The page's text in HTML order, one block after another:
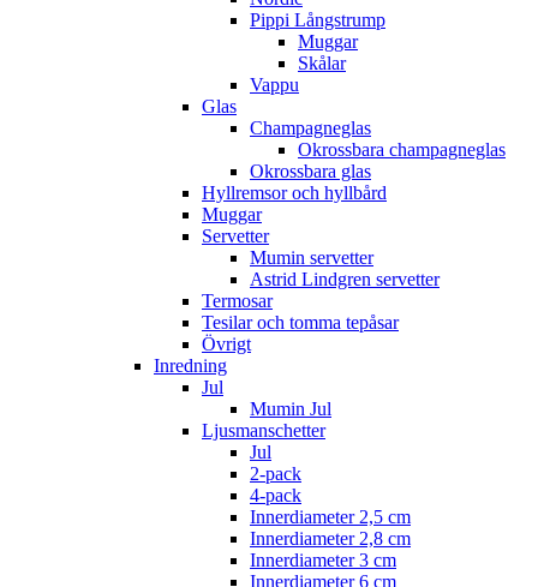
Pippi Långstrump
Muggar
Skålar
Vappu
Glas
Champagneglas
Okrossbara champagneglas
Okrossbara glas
Hyllremsor och hyllbård
Muggar
Servetter
Mumin servetter
Astrid Lindgren servetter
Termosar
Tesilar och tomma tepåsar
Övrigt
Inredning
Jul
Mumin Jul
Ljusmanschetter
Jul
2-pack
4-pack
Innerdiameter 2,5 cm
Innerdiameter 2,8 cm
Innerdiameter 3 cm
Innerdiameter 6 cm